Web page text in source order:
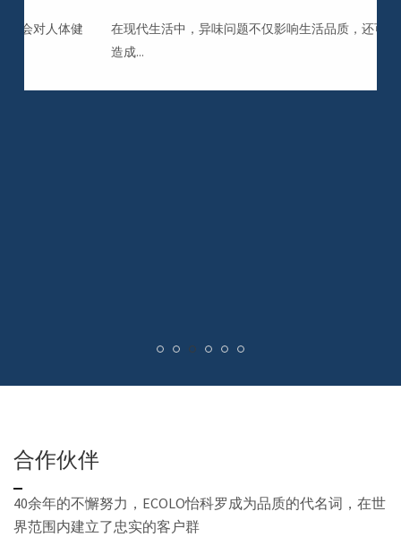
触会对人体健
在现代生活中，异味问题不仅影响生活品质，还可
造成...
合作伙伴
40余年的不懈努力，ECOLO怡科罗成为品质的代名词，在世
界范围内建立了忠实的客户群